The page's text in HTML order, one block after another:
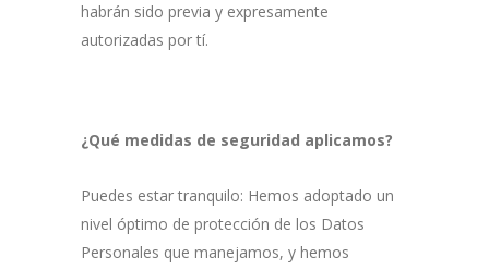
habrán sido previa y expresamente
autorizadas por tí.
¿Qué medidas de seguridad aplicamos?
Puedes estar tranquilo: Hemos adoptado un
nivel óptimo de protección de los Datos
Personales que manejamos, y hemos